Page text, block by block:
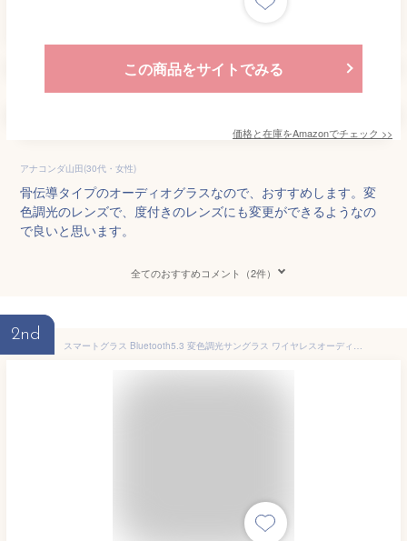
この商品をサイトでみる
価格と在庫をAmazonでチェック >>
アナコンダ山田(30代・女性)
骨伝導タイプのオーディオグラスなので、おすすめします。変
色調光のレンズで、度付きのレンズにも変更ができるようなの
で良いと思います。
全てのおすすめコメント（2件）
2nd
スマートグラス Bluetooth5.3 変色調光サングラス ワイヤレスオーディオ オープンイヤー 内蔵マイク UV400 ブルーライトカット AI 翻訳 音楽通話対応 (黑框变色) [並行輸入品]